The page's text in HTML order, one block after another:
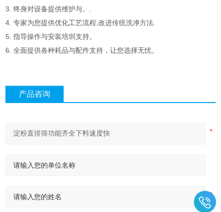
3.终身对设备提供维护与。.
4.专家为您提供优化工艺流程,改进传统洗净方法.
5.指导操作与安装培圳支持。
6.全面提供各种耗品与配件支持，让您选择无忧。
产品咨询